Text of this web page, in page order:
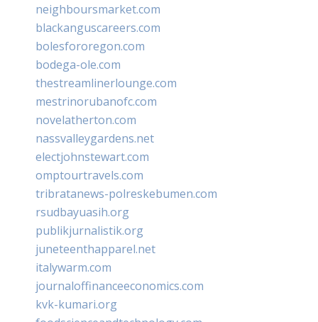
neighboursmarket.com
blackanguscareers.com
bolesfororegon.com
bodega-ole.com
thestreamlinerlounge.com
mestrinorubanofc.com
novelatherton.com
nassvalleygardens.net
electjohnstewart.com
omptourtravels.com
tribratanews-polreskebumen.com
rsudbayuasih.org
publikjurnalistik.org
juneteenthapparel.net
italywarm.com
journaloffinanceeconomics.com
kvk-kumari.org